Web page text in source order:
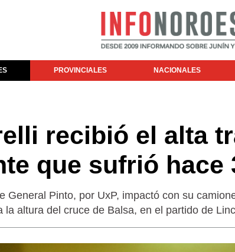
PROVINCIALES NACIONALES
recibió el alta
que sufrió hace
General Pinto, por UxP, impactó con su
la altura del cruce de Balsa, en el partido de